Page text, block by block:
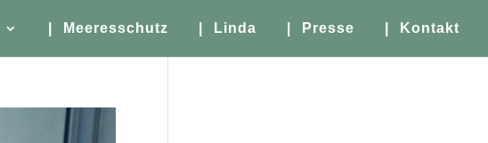
| Meeresschutz | Linda | Presse | Kontakt